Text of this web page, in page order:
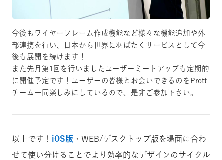
今後もワイヤーフレーム作成機能など様々な機能追加や外
部連携を行い、日本から世界に羽ばたくサービスとして今
後も展開を続けます！
また先月第1回を行いましたユーザーミートアップも定期的
に開催予定です！ユーザーの皆様とお会いできるのをPrott
チーム一同楽しみにしているので、是非ご参加下さい。
以上です！ iOS版 ・WEB/デスクトップ版を場面に合わ
せて使い分けることでより効率的なデザインのサイクル